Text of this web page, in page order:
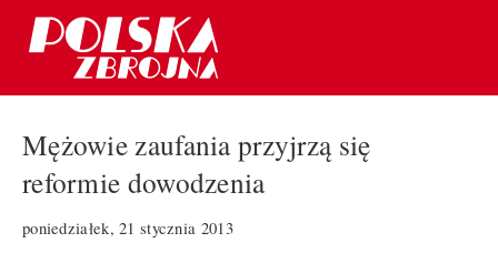
Mężowie zaufania przyjrzą się
reformie dowodzenia
poniedziałek, 21 stycznia 2013